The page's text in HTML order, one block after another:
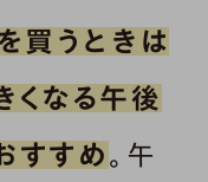
買うときは
くなる午後
すすめ 。午